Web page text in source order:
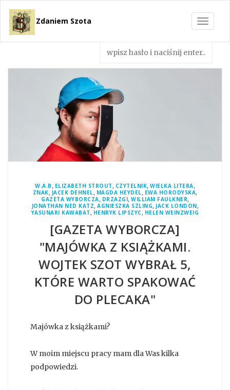
Toggle
Zdaniem Szota
W.A.B , ELIZABETH STROUT , CZYTELNIK,WIELKA LITERA,
ZNAK, JACEK DEHNEL, MAGDA HEYDEL, EWA HORODYSKA,
GAZETA WYBORCZA, DRZAZGI, WILLIAM FAULKNER,
JONATHAN NED KATZ, AGNIESZKA SZLING, JACK LONDON,
YASUNARI KAWABAT , HENRYK LIPSZYC, HELEN WEINZWEIG
[GAZETA WYBORCZA]
"MAJÓWKA Z KSIĄŻKAMI.
WOJTEK SZOT WYBRAŁ 5,
KTÓRE WARTO SPAKOWAĆ
DO PLECAKA"
Majówka z książkami?
W moim miejscu pracy mam dla Was kilka
podpowiedzi.